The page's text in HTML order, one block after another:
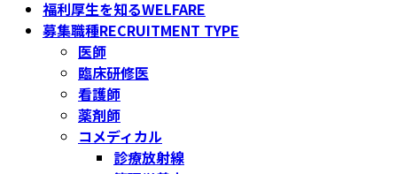
福利厚生を知るWELFARE
募集職種RECRUITMENT TYPE
医師
臨床研修医
看護師
薬剤師
コメディカル
診療放射線